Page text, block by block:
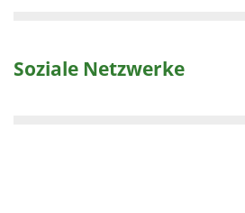
Soziale Netzwerke